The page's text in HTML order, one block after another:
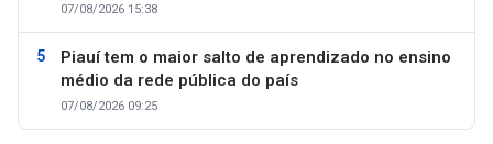
07/08/2026 15:38
Piauí tem o maior salto de aprendizado no ensino
médio da rede pública do país
07/08/2026 09:25